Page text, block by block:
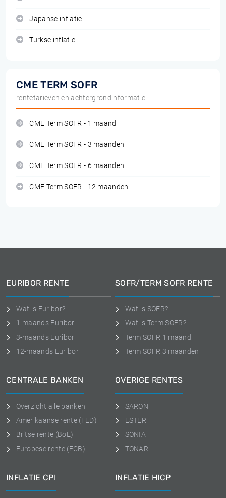
Japanse inflatie
Turkse inflatie
CME TERM SOFR
rentetarieven en achtergrondinformatie
CME Term SOFR - 1 maand
CME Term SOFR - 3 maanden
CME Term SOFR - 6 maanden
CME Term SOFR - 12 maanden
EURIBOR RENTE
Wat is Euribor?
1-maands Euribor
3-maands Euribor
12-maands Euribor
SOFR/TERM SOFR RENTE
Wat is SOFR?
Wat is Term SOFR?
Term SOFR 1 maand
Term SOFR 3 maanden
CENTRALE BANKEN
Overzicht alle banken
Amerikaanse rente (FED)
Britse rente (BoE)
Europese rente (ECB)
OVERIGE RENTES
SARON
ESTER
SONIA
TONAR
INFLATIE CPI INFLATIE HICP